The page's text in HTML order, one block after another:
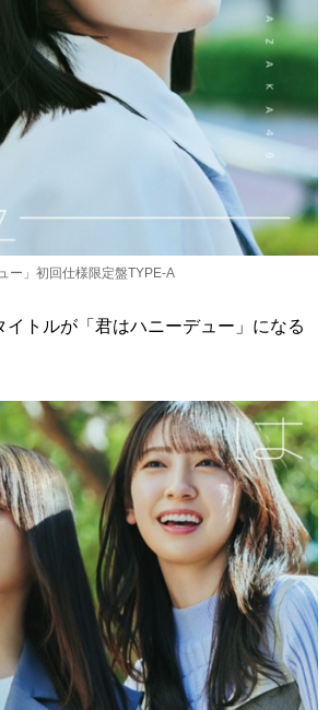
ー」初回仕様限定盤TYPE-A
イトルが「君はハニーデュー」になる